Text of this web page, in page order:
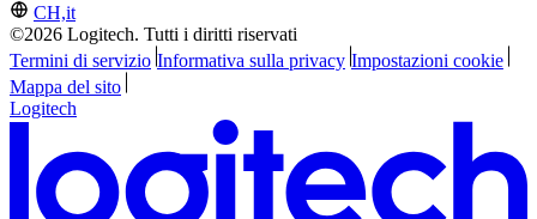
CH,it
©2026 Logitech. Tutti i diritti riservati
Termini di servizio Informativa sulla privacy Impostazioni cookie
Mappa del sito
Logitech